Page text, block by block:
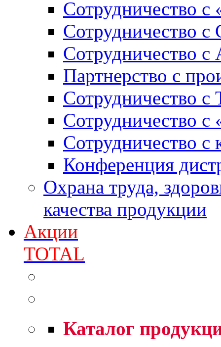
Сотрудничество с
Сотрудничество c
Сотрудничество
Партнерство с
Сотрудничество
Сотрудничество
Сотрудничество
Конференция
Охрана труда,
качества продукции
Акции
TOTAL
Каталог